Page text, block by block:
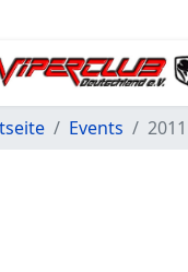
Events 2011